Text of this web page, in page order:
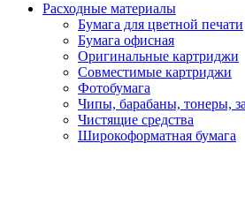
Расходные материалы
Бумага для цветной печати
Бумага офисная
Оригинальные картриджи
Совместимые картриджи
Фотобумага
Чипы, барабаны, тонеры,
Чистящие средства
Широкоформатная бумага